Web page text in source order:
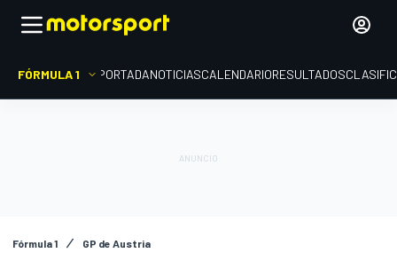
FÓRMULA 1 PORTADANOTICIASCALENDARIORESULTADOS
Fórmula 1 GP de Austria